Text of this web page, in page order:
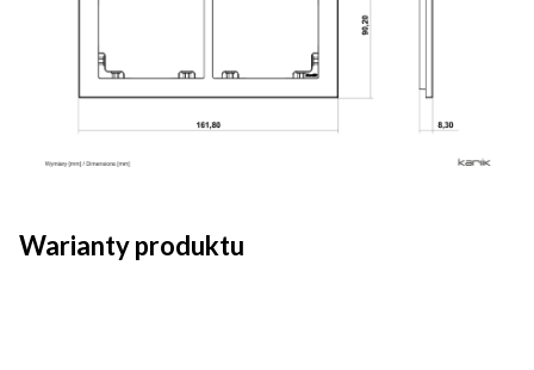
Warianty produktu